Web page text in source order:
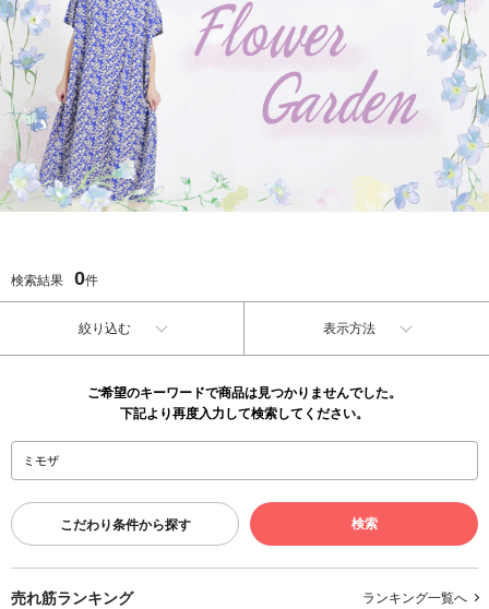
検索結果 0件
絞り込む 表示方法
ご希望のキーワードで商品は見つかりませんでした。
下記より再度入力して検索してください。
こだわり条件から探す
売れ筋ランキング ランキング一覧へ